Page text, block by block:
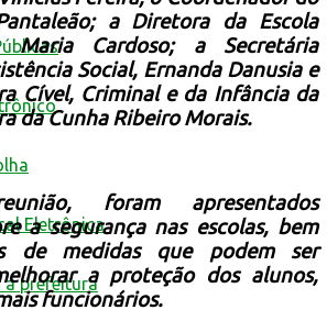
Eletrônica
a prefeitura
a Diretora da Escola
Maria Cardoso; a Secretária
Social, Ernanda Danusia e
Cível, Criminal e da Infância da
da Cunha Ribeiro Morais.
foram apresentados
a segurança nas escolas, bem
de medidas que podem ser
a proteção dos alunos,
funcionários.